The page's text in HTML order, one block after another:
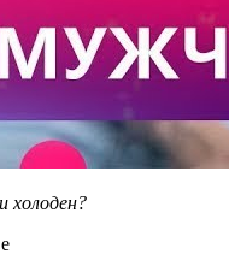
холоден?